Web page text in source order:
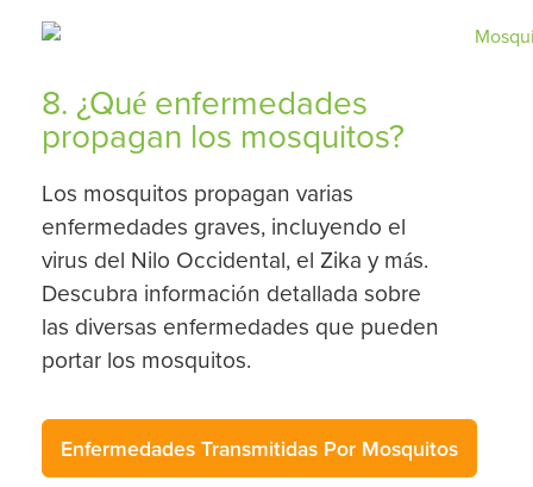
8. ¿Qué enfermedades
propagan los mosquitos?
Los mosquitos propagan varias
enfermedades graves, incluyendo el
virus del Nilo Occidental, el Zika y más.
Descubra información detallada sobre
las diversas enfermedades que pueden
portar los mosquitos.
Enfermedades Transmitidas Por Mosquitos